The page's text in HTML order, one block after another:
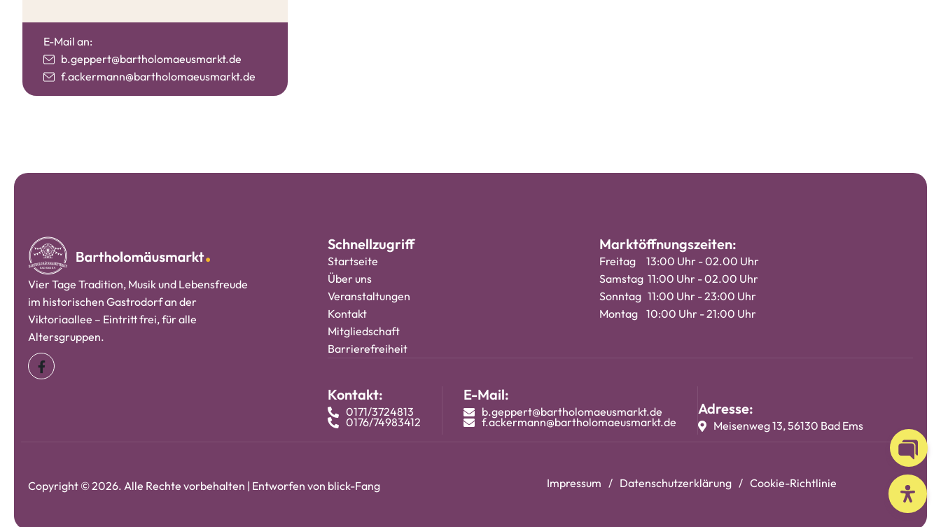
E-Mail an:
b.geppert@bartholomaeusmarkt.de
f.ackermann@bartholomaeusmarkt.de
Vier Tage Tradition, Musik und Lebensfreude
im historischen Gastrodorf an der
Viktoriaallee – Eintritt frei, für alle
Altersgruppen.
Schnellzugriff
Startseite
Über uns
Veranstaltungen
Kontakt
Mitgliedschaft
Barrierefreiheit
Marktöffnungszeiten:
Freitag 13:00 Uhr - 02.00 Uhr
Samstag 11:00 Uhr - 02.00 Uhr
Sonntag 11:00 Uhr - 23:00 Uhr
Montag 10:00 Uhr - 21:00 Uhr
Kontakt:
0171/3724813
0176/74983412
E-Mail:
b.geppert@bartholomaeusmarkt.de
f.ackermann@bartholomaeusmarkt.de
Adresse:
Meisenweg 13, 56130 Bad Ems
Copyright © 2026. Alle Rechte vorbehalten | Entworfen von blick-Fang Impressum Datenschutzerklärung Cookie-Richtlinie
Open